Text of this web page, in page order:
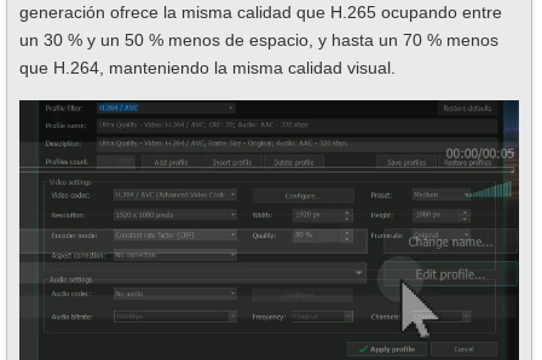
generación ofrece la misma calidad que H.265 ocupando entre
un 30 % y un 50 % menos de espacio, y hasta un 70 % menos
que H.264, manteniendo la misma calidad visual.